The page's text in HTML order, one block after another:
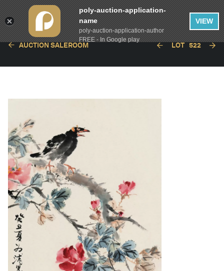
简体中文
AUCTION SALEROOM LOT 522
poly-auction-application-
name
poly-auction-application-author
FREE - In Google play
VIEW